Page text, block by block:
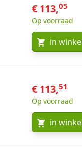
€ 113,05
Op voorraad
in
€ 113,51
Op voorraad
in